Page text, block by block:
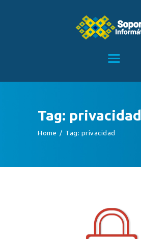
Tag: privacidad
Home Tag: privacidad
BLOG
TIENDA